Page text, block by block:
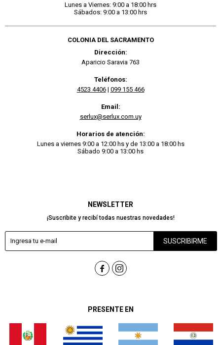
PRESENTE EN
NEWSLETTER
¡Suscribite y recibí todas nuestras novedades!
SUSCRIBIRME
 
Lunes a Viernes: 9:00 a 18:00 hrs
Sábados: 9:00 a 13:00 hrs
COLONIA DEL SACRAMENTO
Dirección:
Aparicio Saravia 763
Teléfonos:
4523 4406| 099 155 466
Email:
serlux@serlux.com.uy
Horarios de atención:
Lunes a viernes 9:00 a 12:00 hs y de 13:00 a 18:00 hs
Sábado 9:00 a 13:00 hs